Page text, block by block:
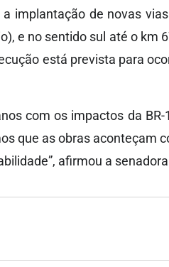
implantação de novas
e no sentido sul até o km
está prevista para
com os impactos da
que as obras aconteçam
afirmou a